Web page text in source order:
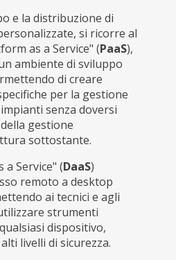
e la distribuzione di
si ricorre al
as a Service" (PaaS),
ambiente di sviluppo
di creare
per la gestione
senza doversi
gestione
sottostante.
a Service" (DaaS)
remoto a desktop
ai tecnici e agli
strumenti
dispositivo,
livelli di sicurezza.